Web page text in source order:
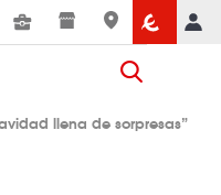
llena de sorpresas”